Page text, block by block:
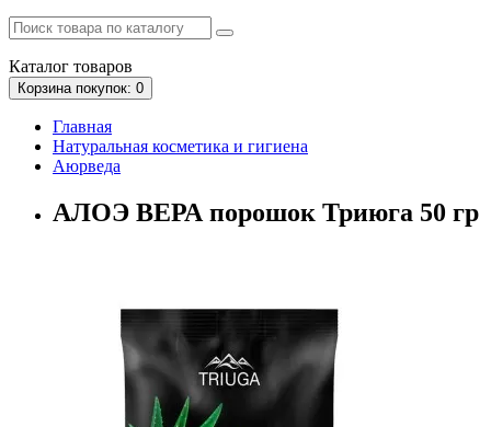
Каталог товаров
Корзинапокупок: 0
Главная
Натуральная косметика и гигиена
Аюрведа
АЛОЭ ВЕРА порошок Триюга 50 гр